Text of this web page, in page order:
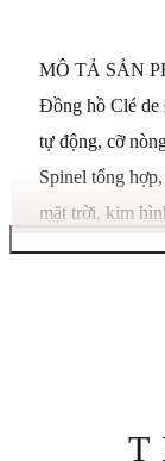
MÔ TẢ SẢN
Đồng hồ Clé de
tự động, cỡ
Spinel tổng
mặt trời, kim
mặt kính
Cartier tiếp tục